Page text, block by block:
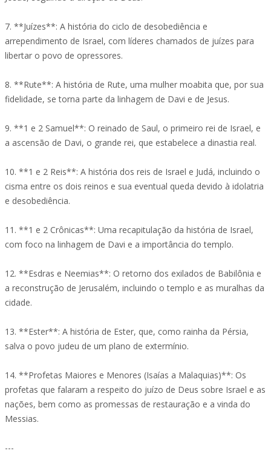
7. **Juízes**: A história do ciclo de desobediência e
arrependimento de Israel, com líderes chamados de juízes para
libertar o povo de opressores.
8. **Rute**: A história de Rute, uma mulher moabita que, por sua
fidelidade, se torna parte da linhagem de Davi e de Jesus.
9. **1 e 2 Samuel**: O reinado de Saul, o primeiro rei de Israel, e
a ascensão de Davi, o grande rei, que estabelece a dinastia real.
10. **1 e 2 Reis**: A história dos reis de Israel e Judá, incluindo o
cisma entre os dois reinos e sua eventual queda devido à idolatria
e desobediência.
11. **1 e 2 Crônicas**: Uma recapitulação da história de Israel,
com foco na linhagem de Davi e a importância do templo.
12. **Esdras e Neemias**: O retorno dos exilados de Babilônia e
a reconstrução de Jerusalém, incluindo o templo e as muralhas da
cidade.
13. **Ester**: A história de Ester, que, como rainha da Pérsia,
salva o povo judeu de um plano de extermínio.
14. **Profetas Maiores e Menores (Isaías a Malaquias)**: Os
profetas que falaram a respeito do juízo de Deus sobre Israel e as
nações, bem como as promessas de restauração e a vinda do
Messias.
---